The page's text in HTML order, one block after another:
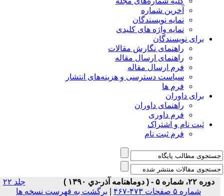
آخرین شماره
نمایه نویسندگان
نمایه واژه های کلیدی
برای نویسندگان
راهنمای نگارش مقالات
راهنمای ارسال مقاله
فرم ارسال مقاله
سیاست دسترسی و هزینه‌های انتشار
فرم ها
برای داوران
راهنمای داوران
فرم داوری
ثبت نام و اشتراک
فرم ثبت نام
دوره ۲۲، شماره ۵ - ( دوماهنامه آذر-دي ۱۳۹۰ )
جلد ۲۲
شماره ۵ صفحات ۴۷۳-۴۶۷
| برگشت به فهرست نسخه ها